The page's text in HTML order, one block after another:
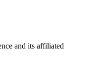
and its affiliated